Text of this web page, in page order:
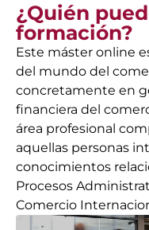
¿Quién
formación?
Este máster online
del mundo del
concretamente en
financiera del
área profesional
aquellas personas
conocimientos
Procesos
Comercio